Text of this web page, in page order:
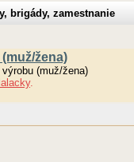
brigády, zamestnanie
žena)
(muž/žena)
.